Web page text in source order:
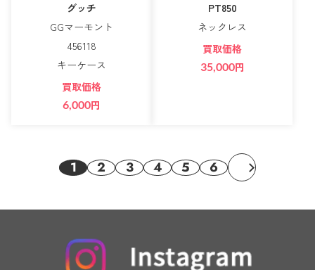
グッチ
GGマーモント
456118
キーケース
買取価格
6,000円
PT850
ネックレス
買取価格
35,000円
1 2 3 4 5 6